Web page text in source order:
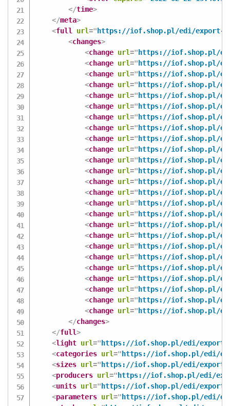
</time>
</meta>
<full url=" https://iof.shop.pl/edi/export-
<changes>
<change url=" https://iof.shop.pl/edi/
<change url=" https://iof.shop.pl/edi/
<change url=" https://iof.shop.pl/edi/
<change url=" https://iof.shop.pl/edi/
<change url=" https://iof.shop.pl/edi/
<change url=" https://iof.shop.pl/edi/
<change url=" https://iof.shop.pl/edi/
<change url=" https://iof.shop.pl/edi/
<change url=" https://iof.shop.pl/edi/
<change url=" https://iof.shop.pl/edi/
<change url=" https://iof.shop.pl/edi/
<change url=" https://iof.shop.pl/edi/
<change url=" https://iof.shop.pl/edi/
<change url=" https://iof.shop.pl/edi/
<change url=" https://iof.shop.pl/edi/
<change url=" https://iof.shop.pl/edi/
<change url=" https://iof.shop.pl/edi/
<change url=" https://iof.shop.pl/edi/
<change url=" https://iof.shop.pl/edi/
<change url=" https://iof.shop.pl/edi/
<change url=" https://iof.shop.pl/edi/
<change url=" https://iof.shop.pl/edi/
<change url=" https://iof.shop.pl/edi/
<change url=" https://iof.shop.pl/edi/
<change url=" https://iof.shop.pl/edi/
</changes>
</full>
<light url=" https://iof.shop.pl/edi/export-
<categories url=" https://iof.shop.pl/edi/
<sizes url=" https://iof.shop.pl/edi/export-
<producers url=" https://iof.shop.pl/edi/export-
<units url=" https://iof.shop.pl/edi/export-
<parameters url=" https://iof.shop.pl/edi/